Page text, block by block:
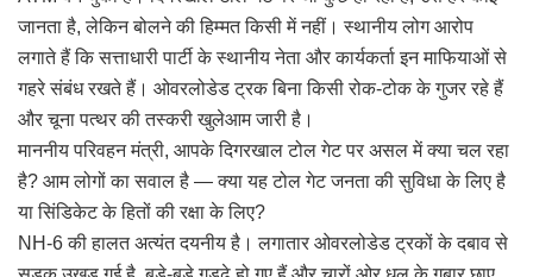
जानता है, लेकिन बोलने की हिम्मत किसी में नहीं। स्थानीय लोग आरोप
लगाते हैं कि सत्ताधारी पार्टी के स्थानीय नेता और कार्यकर्ता इन माफियाओं से
गहरे संबंध रखते हैं। ओवरलोडेड ट्रक बिना किसी रोक-टोक के गुजर रहे हैं
और चूना पत्थर की तस्करी खुलेआम जारी है।
माननीय परिवहन मंत्री, आपके दिगरखाल टोल गेट पर असल में क्या चल रहा
है? आम लोगों का सवाल है — क्या यह टोल गेट जनता की सुविधा के लिए है
या सिंडिकेट के हितों की रक्षा के लिए?
NH-6 की हालत अत्यंत दयनीय है। लगातार ओवरलोडेड ट्रकों के दबाव से